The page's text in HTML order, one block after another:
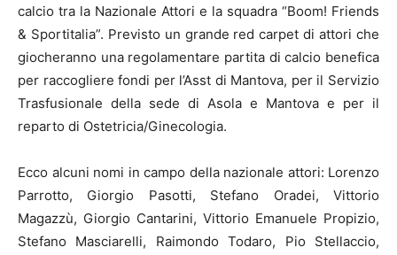
calcio tra la Nazionale Attori e la squadra “Boom! Friends
& Sportitalia”. Previsto un grande red carpet di attori che
giocheranno una regolamentare partita di calcio benefica
per raccogliere fondi per l’Asst di Mantova, per il Servizio
Trasfusionale della sede di Asola e Mantova e per il
reparto di Ostetricia/Ginecologia.
Ecco alcuni nomi in campo della nazionale attori: Lorenzo
Parrotto, Giorgio Pasotti, Stefano Oradei, Vittorio
Magazzù, Giorgio Cantarini, Vittorio Emanuele Propizio,
Stefano Masciarelli, Raimondo Todaro, Pio Stellaccio,